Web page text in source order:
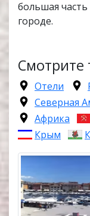
большая
городе.
Смотрите
Отели
Северная
Африка
Крым